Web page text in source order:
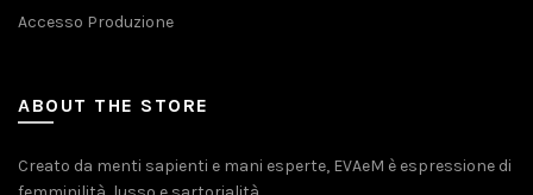
Accesso Produzione
ABOUT THE STORE
Creato da menti sapienti e mani esperte, EVAeM è espressione di